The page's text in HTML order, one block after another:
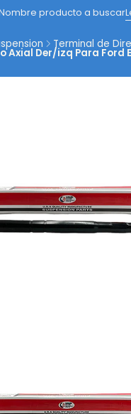
producto a buscar
Terminal de
Axial Der/izq Para Ford